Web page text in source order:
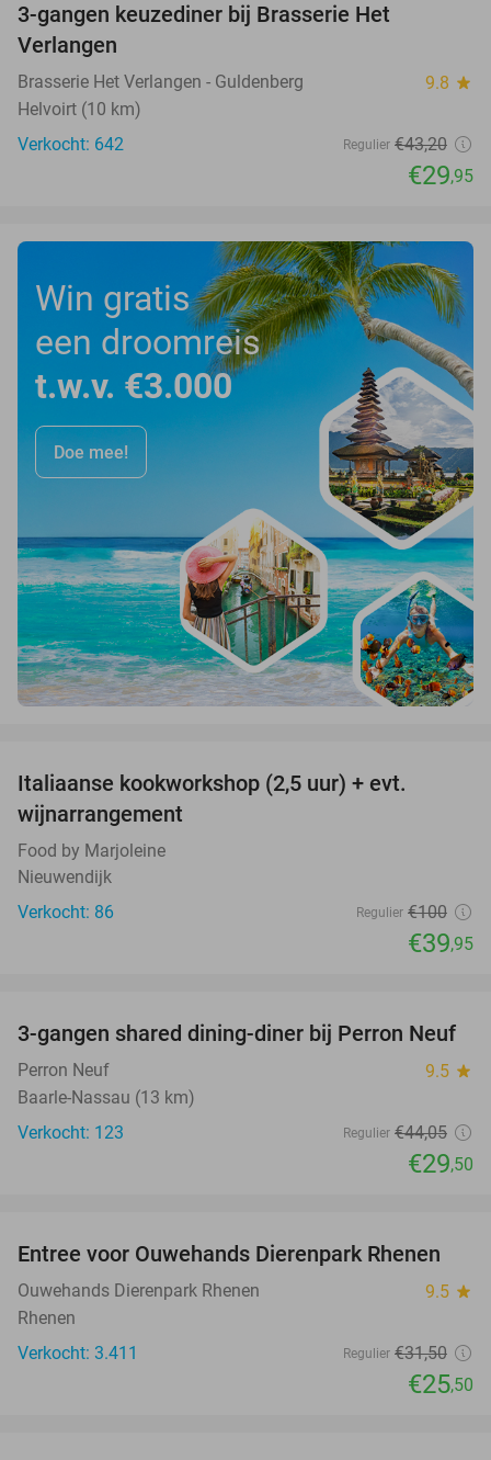
3-gangen keuzediner bij Brasserie Het
Verlangen
Brasserie Het Verlangen - Guldenberg 9.8 star
Helvoirt (10 km)
Verkocht: 642
Regulier €43,20
€29,95
Win gratis
een droomreis
t.w.v. €3.000
Doe mee!
Italiaanse kookworkshop (2,5 uur) + evt.
wijnarrangement
Food by Marjoleine
Nieuwendijk
Verkocht: 86
Regulier €100
€39,95
33%
3-gangen shared dining-diner bij Perron Neuf
Perron Neuf 9.5 star
Baarle-Nassau (13 km)
Verkocht: 123
Regulier €44,05
€29,50
19%
Entree voor Ouwehands Dierenpark Rhenen
Ouwehands Dierenpark Rhenen 9.5 star
Rhenen
Verkocht: 3.411
Regulier €31,50
€25,50